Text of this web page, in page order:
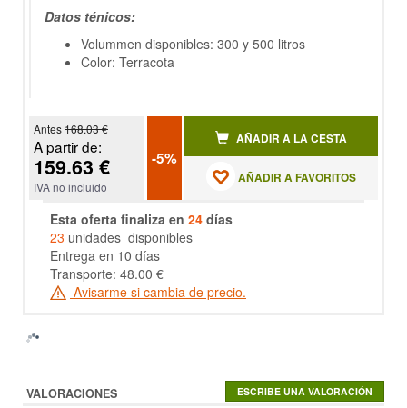
Datos ténicos:
Volummen disponibles: 300 y 500 litros
Color: Terracota
Antes168.03 €
A partir de:
159.63 €
IVA no incluido
-5%
AÑADIR A LA CESTA
AÑADIR A FAVORITOS
Esta oferta finaliza en 24 días
23 unidades disponibles
Entrega en 10 días
Transporte: 48.00 €
Avisarme si cambia de precio.
VALORACIONES